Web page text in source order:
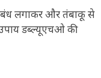
लगाकर और तंबाकू से
उपाय डब्ल्यूएचओ की